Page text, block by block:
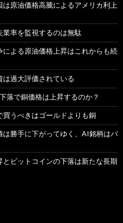
原油価格高騰によるアメリカ利上
業率を監視するのは無駄
よる原油価格上昇はこれからも続
は過大評価されている
落で銅価格は上昇するのか？
買うべきはゴールドよりも銅
は勝手に下がってゆく、AI銘柄はバ
ビットコインの下落は新たな長期